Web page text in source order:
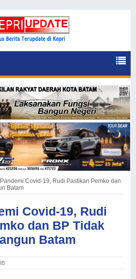
Covid-19, Rudi Pastikan Pemko dan
Batam
Covid-19, Rudi
dan BP Tidak
Batam